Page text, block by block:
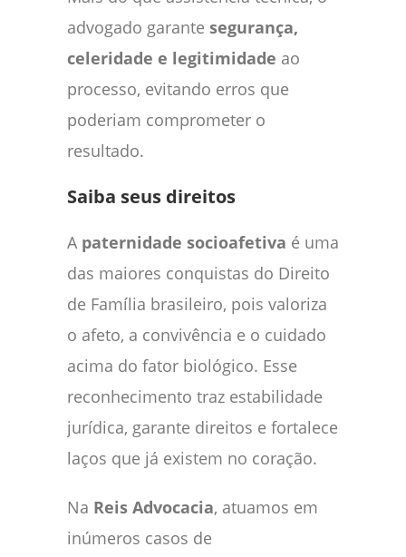
advogado garante segurança,
celeridade e legitimidade ao
processo, evitando erros que
poderiam comprometer o
resultado.
Saiba seus direitos
A paternidade socioafetiva é uma
das maiores conquistas do Direito
de Família brasileiro, pois valoriza
o afeto, a convivência e o cuidado
acima do fator biológico. Esse
reconhecimento traz estabilidade
jurídica, garante direitos e fortalece
laços que já existem no coração.
Na Reis Advocacia, atuamos em
inúmeros casos de